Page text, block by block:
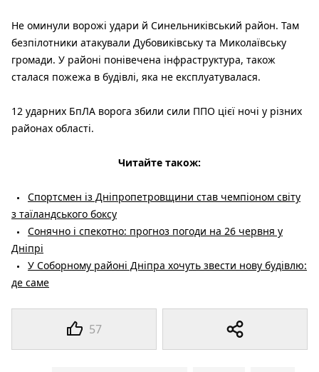
57
Не оминули ворожі удари й Синельниківський район. Там
безпілотники атакували Дубовиківську та Миколаївську
громади. У районі понівечена інфраструктура, також
сталася пожежа в будівлі, яка не експлуатувалася.
12 ударних БпЛА ворога збили сили ППО цієї ночі у різних
районах області.
Читайте також:
Спортсмен із Дніпропетровщини став чемпіоном світу
з таїландського боксу
Сонячно і спекотно: прогноз погоди на 26 червня у
Дніпрі
У Соборному районі Дніпра хочуть звести нову будівлю:
де саме